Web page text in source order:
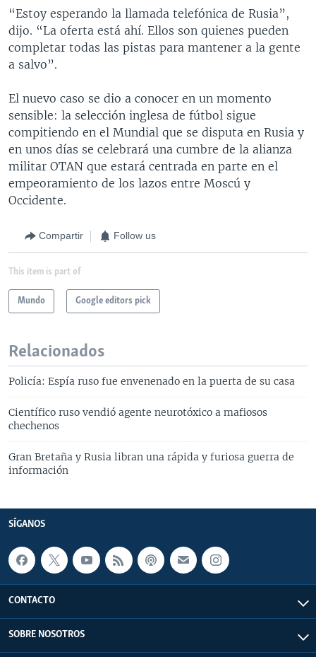
“Estoy esperando la llamada telefónica de Rusia”,
dijo. “La oferta está ahí. Ellos son quienes pueden
completar todas las pistas para mantener a la gente
a salvo”.
El nuevo caso se dio a conocer en un momento
sensible: la selección inglesa de fútbol sigue
compitiendo en el Mundial que se disputa en Rusia y
en unos días se celebrará una cumbre de la alianza
militar OTAN que estará centrada en parte en el
empeoramiento de los lazos entre Moscú y
Occidente.
Compartir Follow us
This item is part of
Mundo Google editors pick
Relacionados
Policía: Espía ruso fue envenenado en la puerta de su casa
Científico ruso vendió agente neurotóxico a mafiosos
chechenos
Gran Bretaña y Rusia libran una rápida y furiosa guerra de
información
SÍGANOS
CONTACTO
SOBRE NOSOTROS